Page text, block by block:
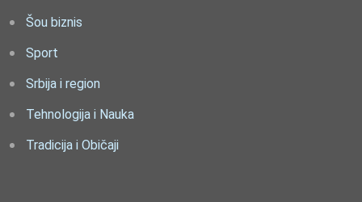
Šou biznis
Sport
Srbija i region
Tehnologija i Nauka
Tradicija i Običaji